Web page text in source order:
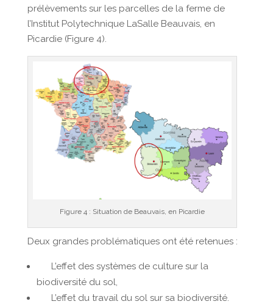
prélèvements sur les parcelles de la ferme de
l’Institut Polytechnique LaSalle Beauvais, en
Picardie (Figure 4).
Figure 4 : Situation de Beauvais, en Picardie
Deux grandes problématiques ont été retenues :
L’effet des systèmes de culture sur la
biodiversité du sol,
L’effet du travail du sol sur sa biodiversité.